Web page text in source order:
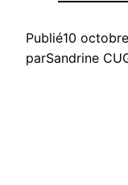
Publié10
parSandrine